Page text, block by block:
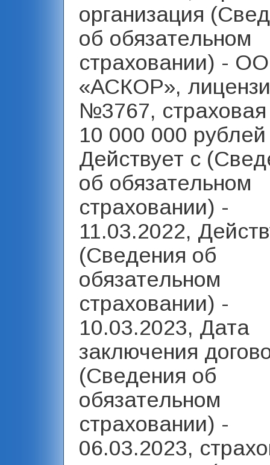
организация
об обязательном
страховании) -
«АСКОР»,
№3767,
10 000 000
Действует с
об обязательном
страховании) -
11.03.2022,
(Сведения об
обязательном
страховании) -
10.03.2023, Дата
заключения
(Сведения об
обязательном
страховании) -
06.03.2023,